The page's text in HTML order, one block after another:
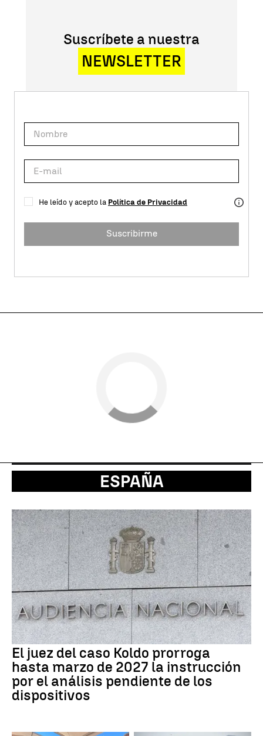
Suscríbete a nuestra
NEWSLETTER
He leído y acepto la Política de Privacidad
Suscribirme
ESPAÑA
El juez del caso Koldo prorroga
hasta marzo de 2027 la instrucción
por el análisis pendiente de los
dispositivos